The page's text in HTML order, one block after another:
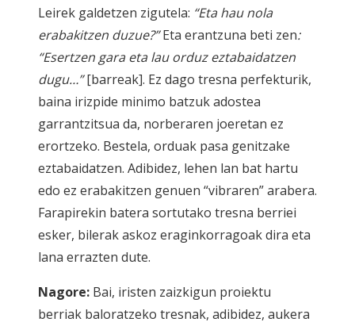
Leirek galdetzen zigutela: “Eta hau nola
erabakitzen duzue?”Eta erantzuna beti zen:
“Esertzen gara eta lau orduz eztabaidatzen
dugu…”[barreak]. Ez dago tresna perfekturik,
baina irizpide minimo batzuk adostea
garrantzitsua da, norberaren joeretan ez
erortzeko. Bestela, orduak pasa genitzake
eztabaidatzen. Adibidez, lehen lan bat hartu
edo ez erabakitzen genuen “vibraren” arabera.
Farapirekin batera sortutako tresna berriei
esker, bilerak askoz eraginkorragoak dira eta
lana errazten dute.
Nagore: Bai, iristen zaizkigun proiektu
berriak baloratzeko tresnak, adibidez, aukera